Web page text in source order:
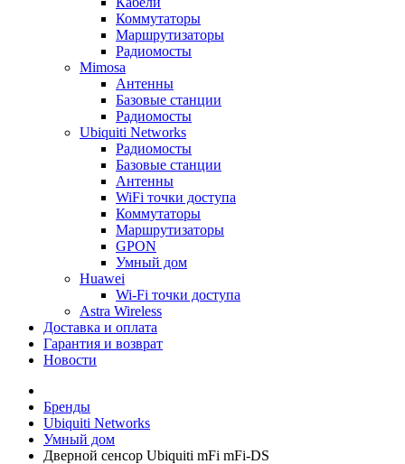
Коммутаторы
Маршрутизаторы
Радиомосты
Mimosa
Антенны
Базовые станции
Радиомосты
Ubiquiti Networks
Радиомосты
Базовые станции
Антенны
WiFi точки доступа
Коммутаторы
Маршрутизаторы
GPON
Умный дом
Huawei
Wi-Fi точки доступа
Astra Wireless
Доставка и оплата
Гарантия и возврат
Новости
Бренды
Ubiquiti Networks
Умный дом
Дверной сенсор Ubiquiti mFi mFi-DS